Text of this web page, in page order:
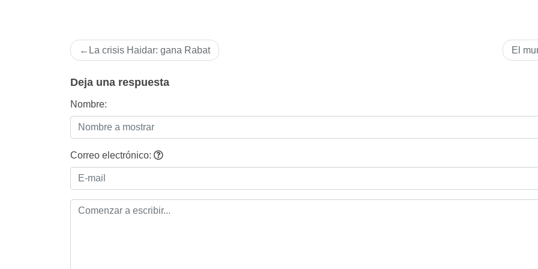
Navegación
de
entradas
La crisis Haidar: gana Rabat El
Deja una respuesta
Nombre:
Correo electrónico: